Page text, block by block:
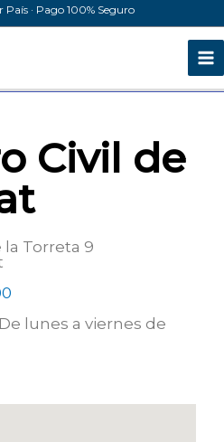
País · Pago 100% Seguro
Civil de
la Torreta 9
De lunes a viernes de